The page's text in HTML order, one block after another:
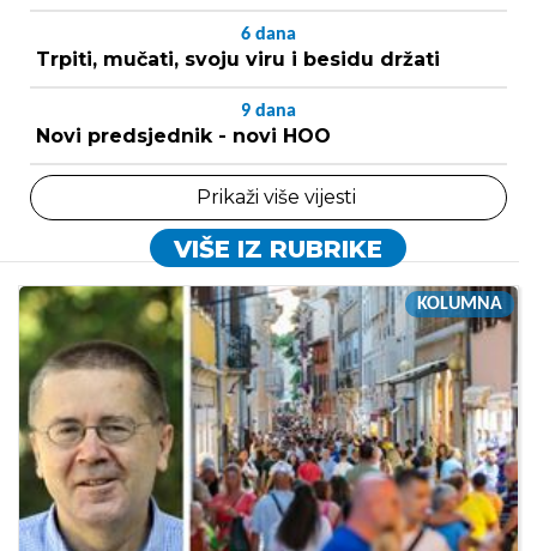
6 dana
Trpiti, mučati, svoju viru i besidu držati
9 dana
Novi predsjednik - novi HOO
Prikaži više vijesti
VIŠE IZ RUBRIKE
KOLUMNA